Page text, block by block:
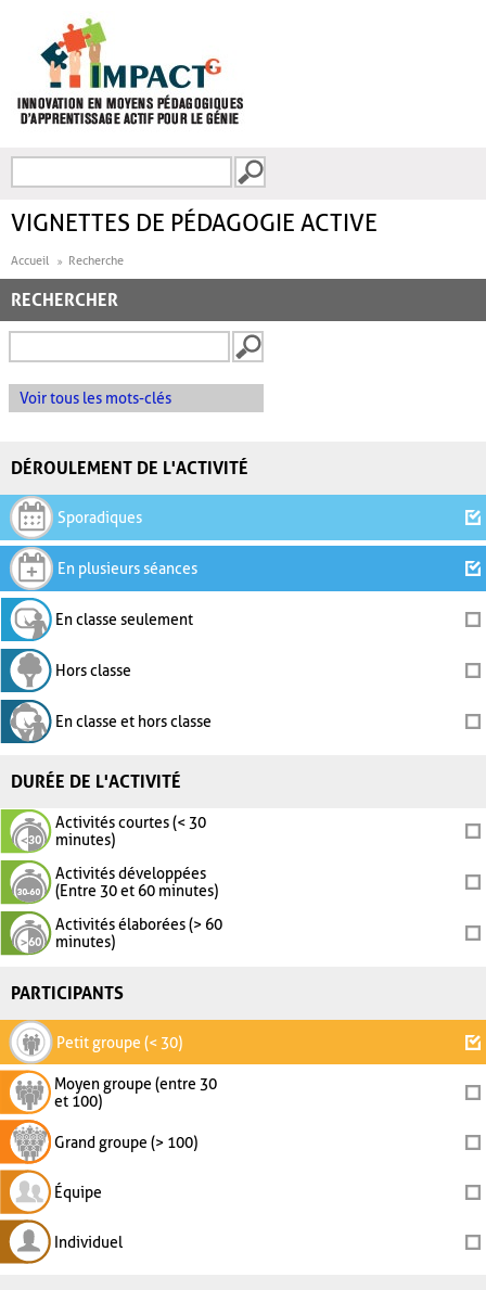
FORMULAIRE DE
VIGNETTES DE PÉDAGOGIE ACTIVE
Accueil Recherche
RECHERCHER
Voir tous les mots-clés
DÉROULEMENT DE L'ACTIVITÉ
Sporadiques
En plusieurs séances
En classe seulement
Hors classe
En classe et hors classe
DURÉE DE L'ACTIVITÉ
Activités courtes (< 30
minutes)
Activités développées
(Entre 30 et 60 minutes)
Activités élaborées (> 60
minutes)
PARTICIPANTS
Petit groupe (< 30)
Moyen groupe (entre 30
et 100)
Grand groupe (> 100)
Équipe
Individuel